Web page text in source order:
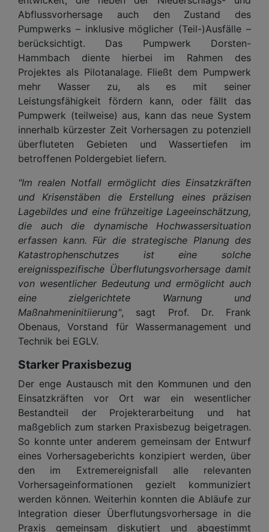
Abflussvorhersage auch den Zustand des
Pumpwerks – inklusive möglicher (Teil-)Ausfälle –
berücksichtigt. Das Pumpwerk Dorsten-
Hammbach diente hierbei im Rahmen des
Projektes als Pilotanalage. Fließt dem Pumpwerk
mehr Wasser zu, als es mit seiner
Leistungsfähigkeit fördern kann, oder fällt das
Pumpwerk (teilweise) aus, kann das neue System
innerhalb kürzester Zeit Vorhersagen zu potenziell
überfluteten Gebieten und Wassertiefen im
betroffenen Poldergebiet liefern.
"Im realen Notfall ermöglicht dies Einsatzkräften
und Krisenstäben die Erstellung eines präzisen
Lagebildes und eine frühzeitige Lageeinschätzung,
die auch die dynamische Hochwassersituation
erfassen kann. Für die strategische Planung des
Katastrophenschutzes ist eine solche
ereignisspezifische Überflutungsvorhersage damit
von wesentlicher Bedeutung und ermöglicht auch
eine zielgerichtete Warnung und
Maßnahmeninitiierung", sagt Prof. Dr. Frank
Obenaus, Vorstand für Wassermanagement und
Technik bei EGLV.
Starker Praxisbezug
Der enge Austausch mit den Kommunen und den
Einsatzkräften vor Ort war ein wesentlicher
Bestandteil der Projekterarbeitung und hat
maßgeblich zum starken Praxisbezug beigetragen.
So konnte unter anderem gemeinsam der Entwurf
eines Vorhersageberichts konzipiert werden, über
den im Extremereignisfall alle relevanten
Vorhersageinformationen gezielt kommuniziert
werden können. Weiterhin konnten die Abläufe zur
Integration dieser Überflutungsvorhersage in die
Praxis gemeinsam diskutiert und abgestimmt